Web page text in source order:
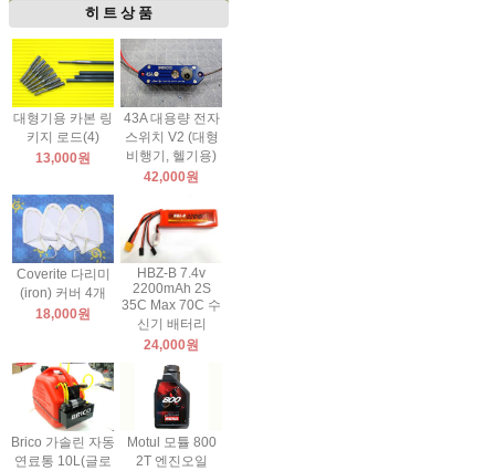
히 트 상 품
대형기용 카본 링
키지 로드(4)
13,000원
43A 대용량 전자
스위치 V2 (대형
비행기, 헬기용)
42,000원
Coverite 다리미
(iron) 커버 4개
18,000원
HBZ-B 7.4v
2200mAh 2S
35C Max 70C 수
신기 배터리
24,000원
Brico 가솔린 자동
연료통 10L(글로
Motul 모튤 800
2T 엔진오일